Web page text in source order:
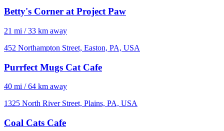
Betty's Corner at Project Paw
21 mi / 33 km away
452 Northampton Street, Easton, PA, USA
Purrfect Mugs Cat Cafe
40 mi / 64 km away
1325 North River Street, Plains, PA, USA
Coal Cats Cafe